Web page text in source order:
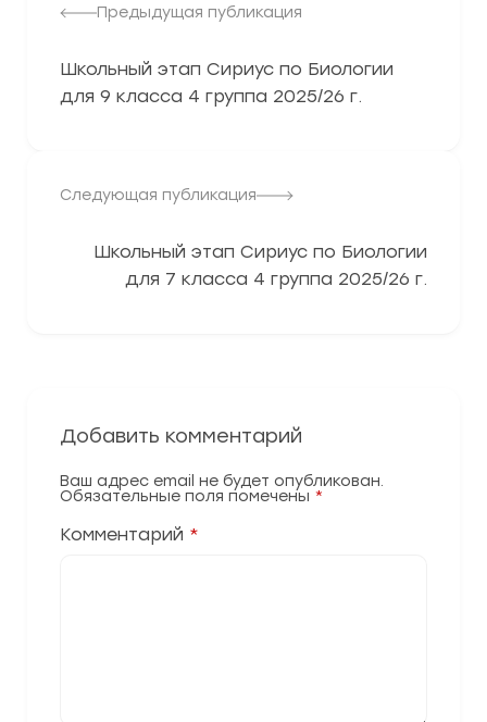
Предыдущая публикация
Школьный этап Сириус по Биологии
для 9 класса 4 группа 2025/26 г.
Следующая публикация
Школьный этап Сириус по Биологии
для 7 класса 4 группа 2025/26 г.
Добавить комментарий
Ваш адрес email не будет опубликован.
Обязательные поля помечены *
Комментарий *